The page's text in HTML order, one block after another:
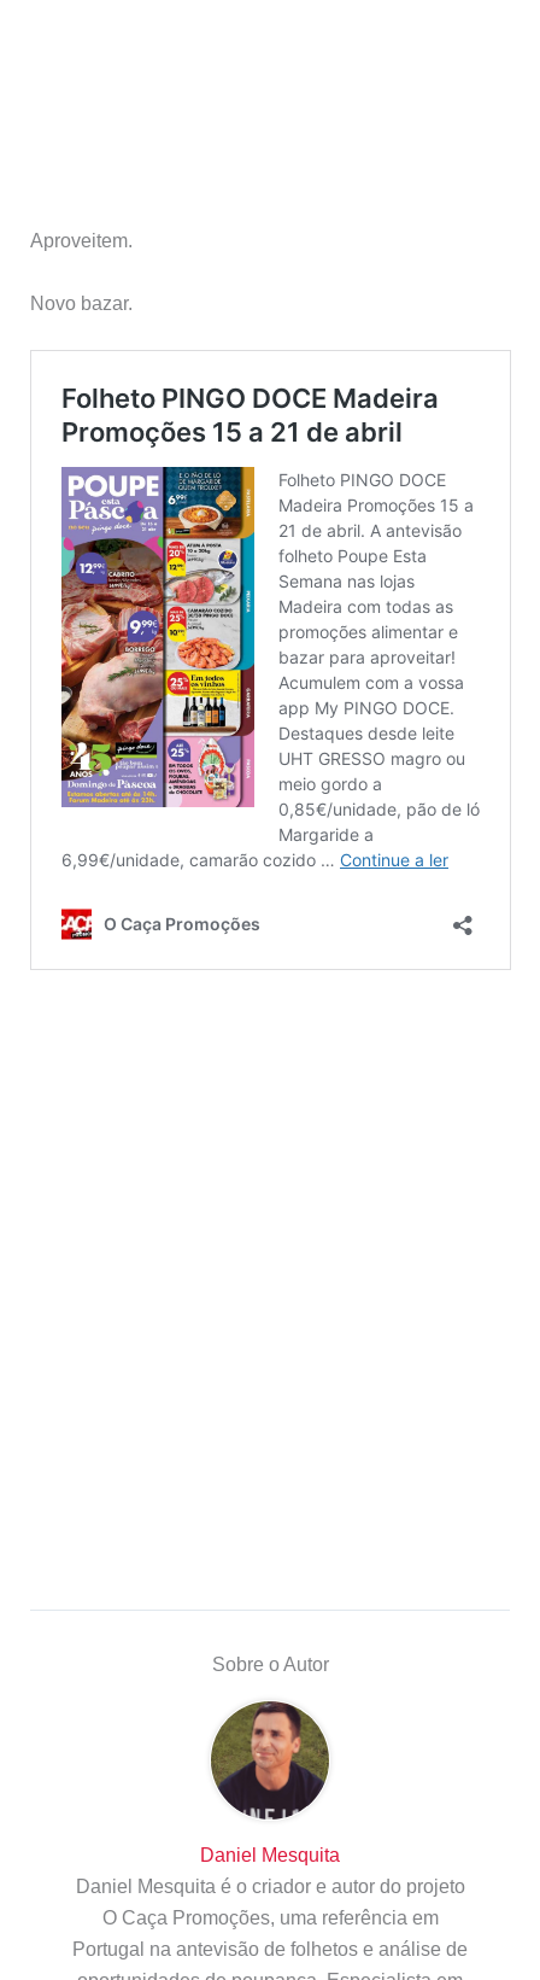
Aproveitem.
Novo bazar.
Sobre o Autor
Daniel Mesquita
Daniel Mesquita é o criador e autor do projeto
O Caça Promoções, uma referência em
Portugal na antevisão de folhetos e análise de